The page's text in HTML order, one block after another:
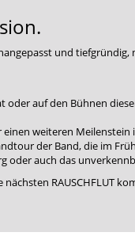
und tiefgründig,
auf den Bühnen
weiteren
der Band, die im
oder auch das
RAUSCHFLUT